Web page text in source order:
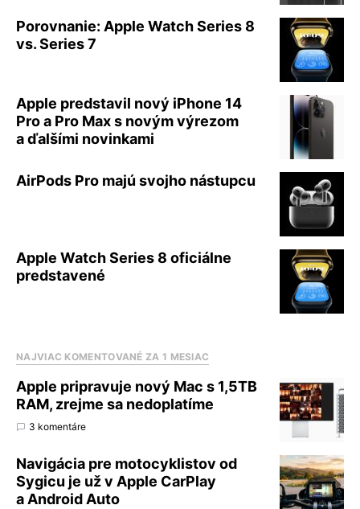
Porovnanie: Apple Watch Series 8
vs. Series 7
Apple predstavil nový iPhone 14
Pro a Pro Max s novým výrezom
a ďalšími novinkami
AirPods Pro majú svojho nástupcu
Apple Watch Series 8 oficiálne
predstavené
NAJVIAC KOMENTOVANÉ ZA 1 MESIAC
Apple pripravuje nový Mac s 1,5TB
RAM, zrejme sa nedoplatíme
3 komentáre
Navigácia pre motocyklistov od
Sygicu je už v Apple CarPlay
a Android Auto